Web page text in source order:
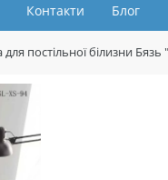
Контакти Блог
постільної білизни Бязь